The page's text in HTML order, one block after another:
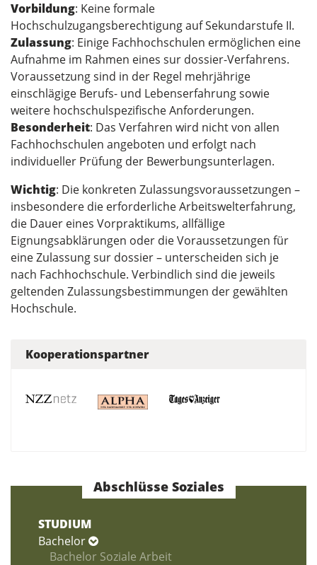
Vorbildung: Keine formale
Hochschulzugangsberechtigung auf Sekundarstufe II.
Zulassung: Einige Fachhochschulen ermöglichen eine
Aufnahme im Rahmen eines sur dossier-Verfahrens.
Voraussetzung sind in der Regel mehrjährige
einschlägige Berufs- und Lebenserfahrung sowie
weitere hochschulspezifische Anforderungen.
Besonderheit: Das Verfahren wird nicht von allen
Fachhochschulen angeboten und erfolgt nach
individueller Prüfung der Bewerbungsunterlagen.
Wichtig: Die konkreten Zulassungsvoraussetzungen –
insbesondere die erforderliche Arbeitswelterfahrung,
die Dauer eines Vorpraktikums, allfällige
Eignungsabklärungen oder die Voraussetzungen für
eine Zulassung sur dossier – unterscheiden sich je
nach Fachhochschule. Verbindlich sind die jeweils
geltenden Zulassungsbestimmungen der gewählten
Hochschule.
Kooperationspartner
Abschlüsse Soziales
STUDIUM
Bachelor
Bachelor Soziale Arbeit